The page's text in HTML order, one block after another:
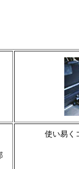
使い易く